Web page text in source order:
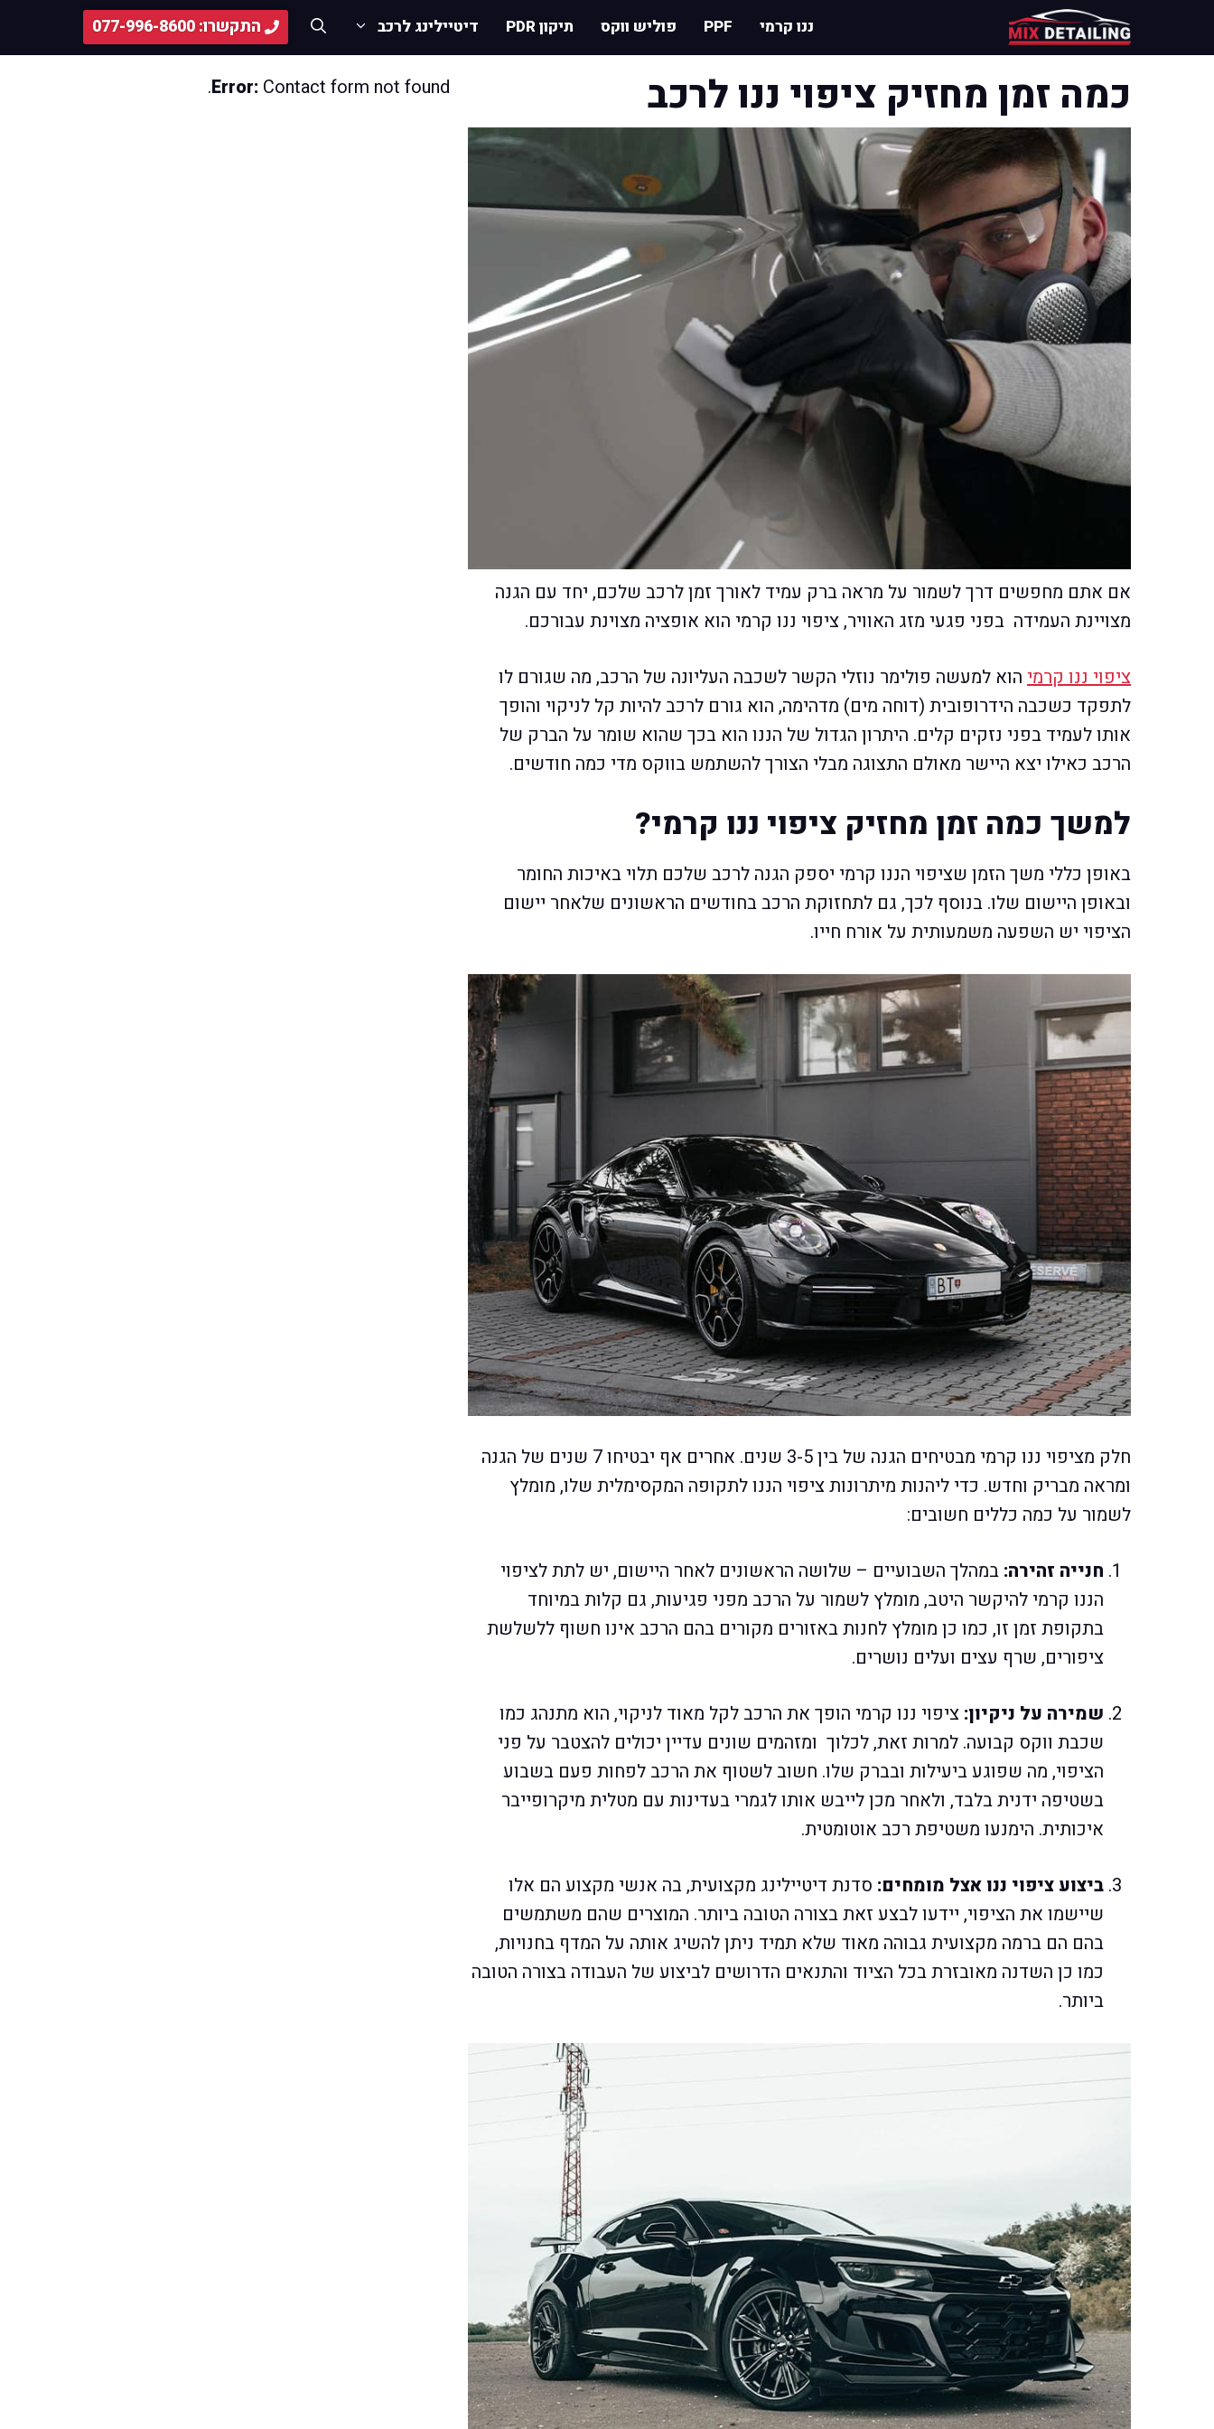
ננו קרמי PPF פוליש ווקס תיקון PDR דיטיילינג לרכב התקשרו: 077-996-8600
כמה זמן מחזיק ציפוי ננו לרכב
אם אתם מחפשים דרך לשמור על מראה ברק עמיד לאורך זמן לרכב שלכם, יחד עם הגנה
מצויינת העמידה בפני פגעי מזג האוויר, ציפוי ננו קרמי הוא אופציה מצוינת עבורכם.
ציפוי ננו קרמי הוא למעשה פולימר נוזלי הקשר לשכבה העליונה של הרכב, מה שגורם לו
לתפקד כשכבה הידרופובית (דוחה מים) מדהימה, הוא גורם לרכב להיות קל לניקוי והופך
אותו לעמיד בפני נזקים קלים. היתרון הגדול של הננו הוא בכך שהוא שומר על הברק של
הרכב כאילו יצא היישר מאולם התצוגה מבלי הצורך להשתמש בווקס מדי כמה חודשים.
למשך כמה זמן מחזיק ציפוי ננו קרמי?
באופן כללי משך הזמן שציפוי הננו קרמי יספק הגנה לרכב שלכם תלוי באיכות החומר
ובאופן היישום שלו. בנוסף לכך, גם לתחזוקת הרכב בחודשים הראשונים שלאחר יישום
הציפוי יש השפעה משמעותית על אורח חייו.
חלק מציפוי ננו קרמי מבטיחים הגנה של בין 3-5 שנים. אחרים אף יבטיחו 7 שנים של הגנה
ומראה מבריק וחדש. כדי ליהנות מיתרונות ציפוי הננו לתקופה המקסימלית שלו, מומלץ
לשמור על כמה כללים חשובים:
חנייה זהירה: במהלך השבועיים – שלושה הראשונים לאחר היישום, יש לתת לציפוי
הננו קרמי להיקשר היטב, מומלץ לשמור על הרכב מפני פגיעות, גם קלות במיוחד
בתקופת זמן זו, כמו כן מומלץ לחנות באזורים מקורים בהם הרכב אינו חשוף ללשלשת
ציפורים, שרף עצים ועלים נושרים.
שמירה על ניקיון: ציפוי ננו קרמי הופך את הרכב לקל מאוד לניקוי, הוא מתנהג כמו
שכבת ווקס קבועה. למרות זאת, לכלוך ומזהמים שונים עדיין יכולים להצטבר על פני
הציפוי, מה שפוגע ביעילות ובברק שלו. חשוב לשטוף את הרכב לפחות פעם בשבוע
בשטיפה ידנית בלבד, ולאחר מכן לייבש אותו לגמרי בעדינות עם מטלית מיקרופייבר
איכותית. הימנעו משטיפת רכב אוטומטית.
ביצוע ציפוי ננו אצל מומחים: סדנת דיטיילינג מקצועית, בה אנשי מקצוע הם אלו
שיישמו את הציפוי, יידעו לבצע זאת בצורה הטובה ביותר. המוצרים שהם משתמשים
בהם הם ברמה מקצועית גבוהה מאוד שלא תמיד ניתן להשיג אותה על המדף בחנויות,
כמו כן השדנה מאובזרת בכל הציוד והתנאים הדרושים לביצוע של העבודה בצורה הטובה
ביותר.
Error: Contact form not found.